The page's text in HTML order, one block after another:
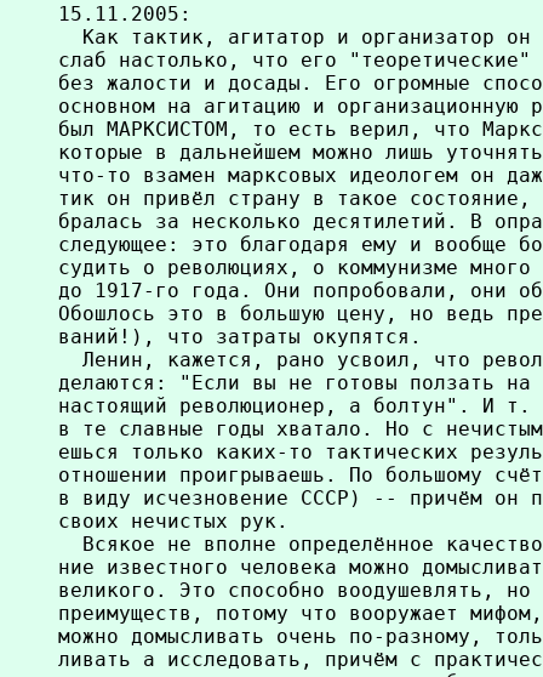
15.11.2005:
Как тактик, агитатор и организатор он
слаб настолько, что его "теоретические"
без жалости и досады. Его огромные
основном на агитацию и
был МАРКСИСТОМ, то есть верил, что
которые в дальнейшем можно лишь
что-то взамен марксовых идеологем он
тик он привёл страну в такое
бралась за несколько десятилетий. В
следующее: это благодаря ему и вообще
судить о революциях, о коммунизме
до 1917-го года. Они попробовали, они
Обошлось это в большую цену, но ведь
ваний!), что затраты окупятся.
Ленин, кажется, рано усвоил, что
делаются: "Если вы не готовы ползать
настоящий революционер, а болтун". И
в те славные годы хватало. Но с
ешься только каких-то тактических
отношении проигрываешь. По большому
в виду исчезновение СССР) -- причём он
своих нечистых рук.
Всякое не вполне определённое
ние известного человека можно
великого. Это способно воодушевлять,
преимуществ, потому что вооружает
можно домысливать очень по-разному,
ливать а исследовать, причём с